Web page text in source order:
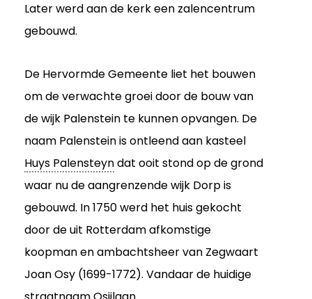
Later werd aan de kerk een zalencentrum
gebouwd.
De Hervormde Gemeente liet het bouwen
om de verwachte groei door de bouw van
de wijk Palenstein te kunnen opvangen. De
naam Palenstein is ontleend aan kasteel
Huys Palensteyndat ooit stond op de grond
waar nu de aangrenzende wijk Dorp is
gebouwd. In 1750 werd het huis gekocht
door de uit Rotterdam afkomstige
koopman en ambachtsheer van Zegwaart
Joan Osy (1699-1772). Vandaar de huidige